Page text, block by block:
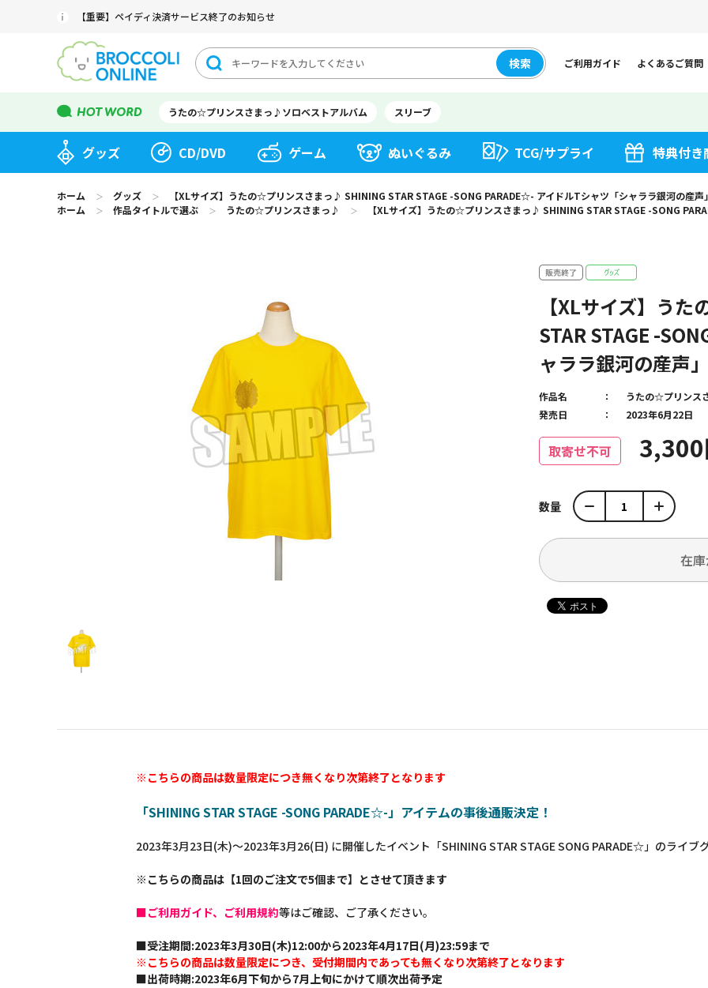
【重要】ペイディ決済サービス終了のお知らせ
検索 ご利用ガイド よくあるご質問
うたの☆プリンスさまっ♪ソロベストアルバム スリーブ
グッズ CD/DVD ゲーム ぬいぐるみ TCG/サプライ 特典付き
ホーム ＞ グッズ ＞
【XLサイズ】うたの☆プリンスさまっ♪ SHINING STAR STAGE -SONG PARADE☆- アイドルTシャツ「シャララ銀河の産声」
ホーム
＞ 作品タイトルで選ぶ ＞ うたの☆プリンスさまっ♪ ＞ 【XLサイズ】うたの☆プリンスさまっ♪ SHINING STAR STAGE -SONG
【XLサイズ】う
STAR STAGE -
ャララ銀河の産声」
取寄せ不可
作品名
うたの☆プリンス
発売日
2023年6月22日
数量
在
※こちらの商品は数量限定につき無くなり次第終了となります
「SHINING STAR STAGE -SONG PARADE☆-」アイテムの事後通販決定！
2023年3月23日(木)～2023年3月26(日) に開催したイベント「SHINING STAR STAGE SONG PARADE☆」のライブ
※こちらの商品は【1回のご注文で5個まで】とさせて頂きます
■ご利用ガイド、ご利用規約等はご確認、ご了承ください。
■受注期間:2023年3月30日(木)12:00から2023年4月17日(月)23:59まで
※こちらの商品は数量限定につき、受付期間内であっても無くなり次第終了となります
■出荷時期:2023年6月下旬から7月上旬にかけて順次出荷予定